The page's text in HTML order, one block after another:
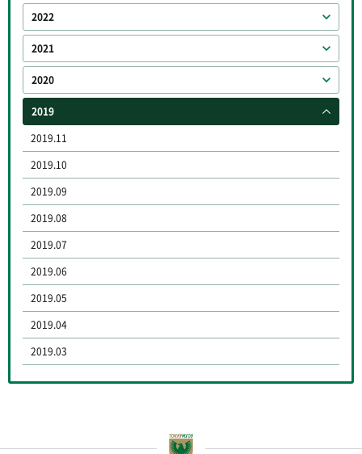
2022
2021
2020
2019
2019.11
2019.10
2019.09
2019.08
2019.07
2019.06
2019.05
2019.04
2019.03